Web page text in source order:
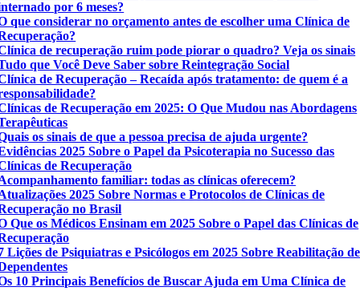
por 6 meses?
que considerar no orçamento antes de escolher uma Clínica de
de recuperação ruim pode piorar o quadro? Veja os sinais
que Você Deve Saber sobre Reintegração Social
de Recuperação – Recaída após tratamento: de quem é a
de Recuperação em 2025: O Que Mudou nas Abordagens
os sinais de que a pessoa precisa de ajuda urgente?
2025 Sobre o Papel da Psicoterapia no Sucesso das
de Recuperação
familiar: todas as clínicas oferecem?
2025 Sobre Normas e Protocolos de Clínicas de
no Brasil
Que os Médicos Ensinam em 2025 Sobre o Papel das Clínicas de
Lições de Psiquiatras e Psicólogos em 2025 Sobre Reabilitação de
10 Principais Benefícios de Buscar Ajuda em Uma Clínica de